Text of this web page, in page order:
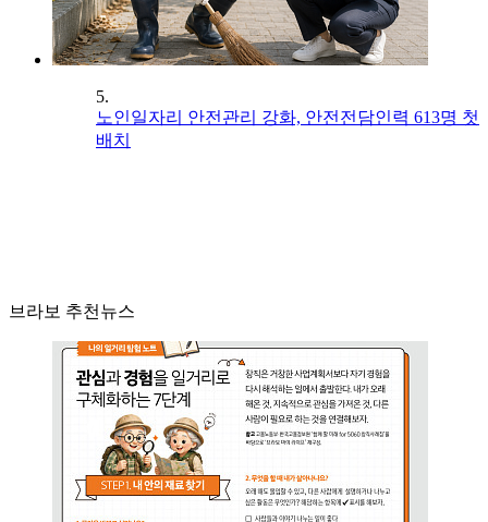
5.
노인일자리 안전관리 강화, 안전전담인력 613명 첫
배치
브라보 추천뉴스